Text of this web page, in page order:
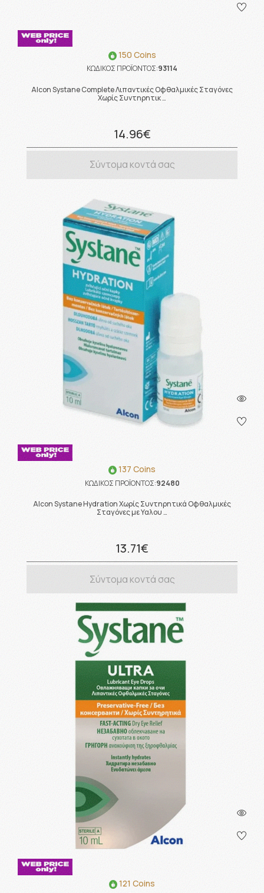
150 Coins
ΚΩΔΙΚΟΣ ΠΡΟΪΟΝΤΟΣ:93114
Alcon Systane Complete Λιπαντικές Οφθαλμικές Σταγόνες
Χωρίς Συντηρητικ …
14.96€
Σύντομα κοντά σας
137 Coins
ΚΩΔΙΚΟΣ ΠΡΟΪΟΝΤΟΣ:92480
Alcon Systane Hydration Χωρίς Συντηρητικά Οφθαλμικές
Σταγόνες με Υαλου …
13.71€
Σύντομα κοντά σας
121 Coins